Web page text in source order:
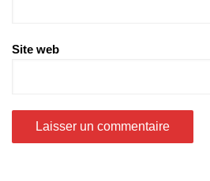
Site web